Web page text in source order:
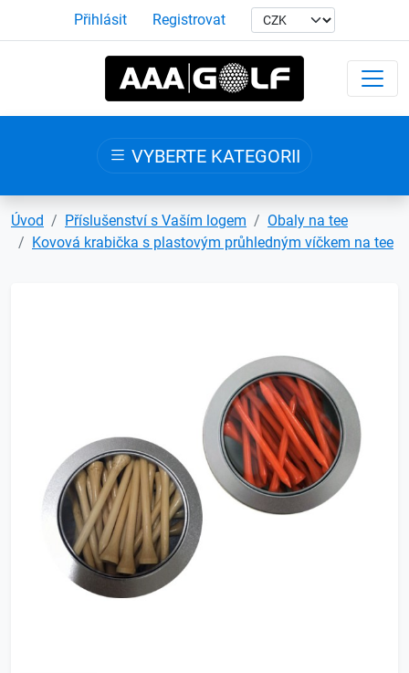
Přihlásit Registrovat
VYBERTE KATEGORII
Úvod Příslušenství s Vaším logem
Obaly na tee
Kovová krabička s plastovým průhledným víčkem na tee